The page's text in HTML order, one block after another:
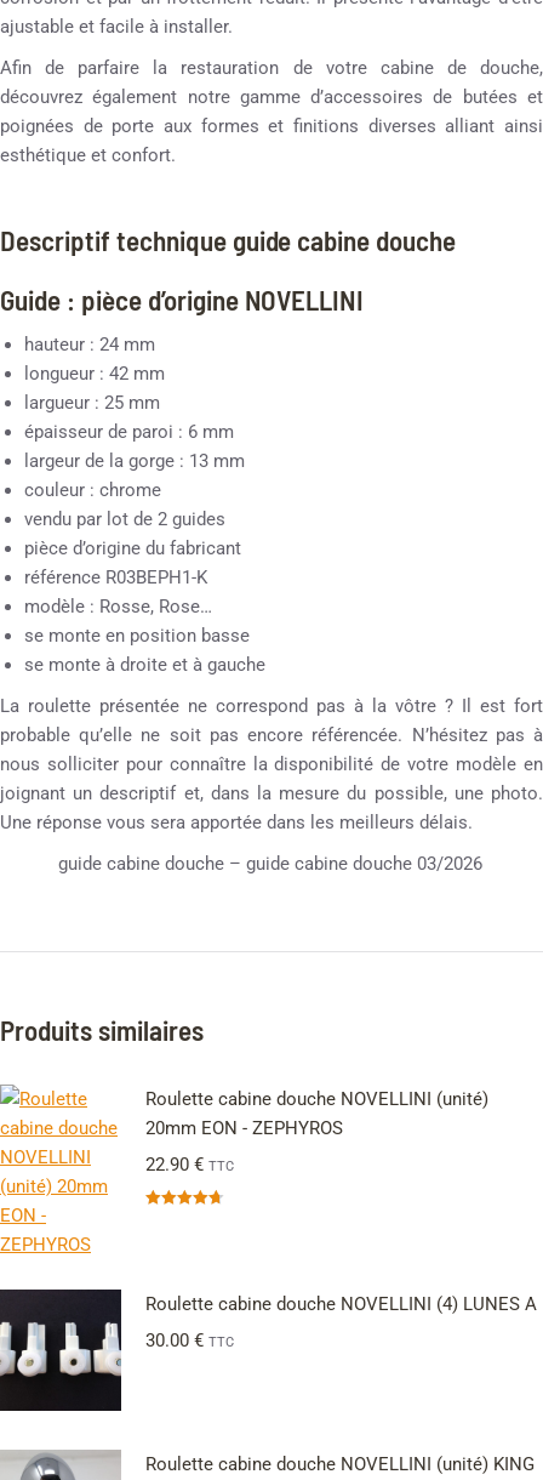
ajustable et facile à installer.
Afin de parfaire la restauration de votre cabine de douche,
découvrez également notre gamme d’accessoires de butées et
poignées de porte aux formes et finitions diverses alliant ainsi
esthétique et confort.
Descriptif technique guide cabine douche
Guide : pièce d’origine NOVELLINI
hauteur : 24 mm
longueur : 42 mm
largueur : 25 mm
épaisseur de paroi : 6 mm
largeur de la gorge : 13 mm
couleur : chrome
vendu par lot de 2 guides
pièce d’origine du fabricant
référence R03BEPH1-K
modèle : Rosse, Rose…
se monte en position basse
se monte à droite et à gauche
La roulette présentée ne correspond pas à la vôtre ? Il est fort
probable qu’elle ne soit pas encore référencée. N’hésitez pas à
nous solliciter pour connaître la disponibilité de votre modèle en
joignant un descriptif et, dans la mesure du possible, une photo.
Une réponse vous sera apportée dans les meilleurs délais.
guide cabine douche – guide cabine douche 03/2026
Produits similaires
Roulette cabine douche NOVELLINI (unité)
20mm EON - ZEPHYROS
22.90 € TTC
Roulette cabine douche NOVELLINI (4) LUNES A
30.00 € TTC
Roulette cabine douche NOVELLINI (unité) KING